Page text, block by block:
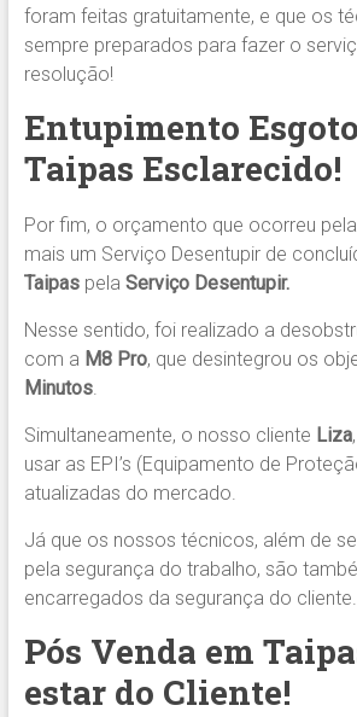
foram feitas gratuitamente, e que os
sempre preparados para fazer o
resolução!
Entupimento
Taipas Esclarecido!
Por fim, o orçamento que ocorreu
mais um Serviço Desentupir de
Taipaspela Serviço Desentupir.
Nesse sentido, foi realizado a
com a M8 Pro, que desintegrou os
Minutos.
Simultaneamente, o nosso cliente Liza
usar as EPI’s (Equipamento de
atualizadas do mercado.
Já que os nossos técnicos, além de
pela segurança do trabalho, são
encarregados da segurança do cliente.
Pós Venda em
estar do Cliente!